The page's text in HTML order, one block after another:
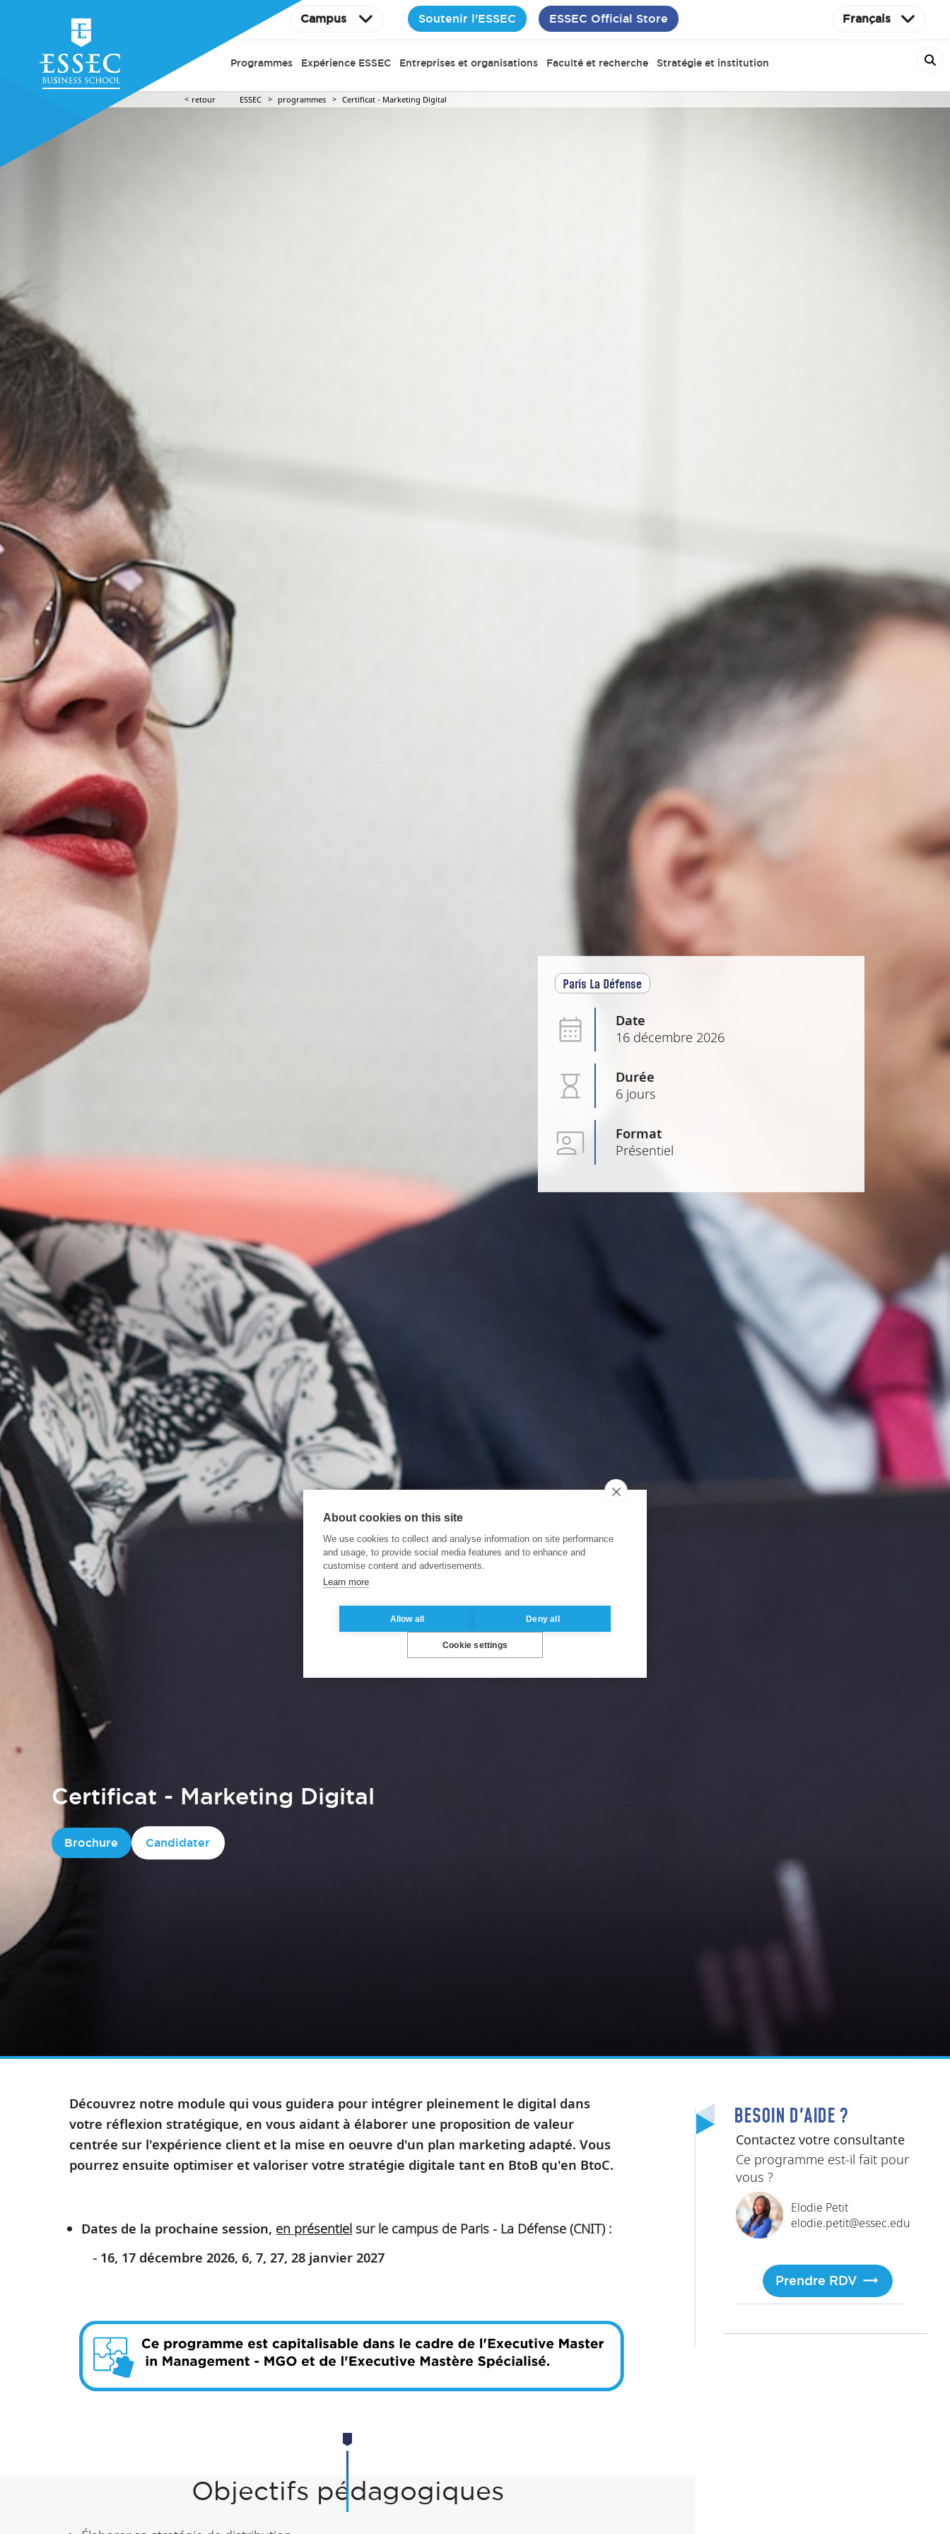
Campus Soutenir l'ESSEC ESSEC Official Store Français
Programmes Expérience ESSEC Entreprises et organisations Faculté et recherche Stratégie et institution
retour ESSEC programmes Certificat - Marketing Digital
Certificat - Marketing Digital
Brochure Candidater
Paris La Défense
Date
16 décembre 2026
Durée
6 jours
Format
Présentiel
Découvrez notre module qui vous guidera pour intégrer pleinement le digital dans
votre réflexion stratégique, en vous aidant à élaborer une proposition de valeur
centrée sur l'expérience client et la mise en oeuvre d'un plan marketing adapté. Vous
pourrez ensuite optimiser et valoriser votre stratégie digitale tant en BtoB qu'en BtoC.
Dates de la prochaine session, en présentiel sur le campus de Paris - La Défense (CNIT) :
16, 17 décembre 2026, 6, 7, 27, 28 janvier 2027
Objectifs pédagogiques
BESOIN D'AIDE ?
Contactez votre consultante
Ce programme est-il fait pour
vous ?
Elodie Petit
elodie.petit@essec.edu
Prendre RDV
About cookies on this site
We use cookies to collect and analyse information on site performance
and usage, to provide social media features and to enhance and
customise content and advertisements.
Learn more
Allow all Deny all
Cookie settings